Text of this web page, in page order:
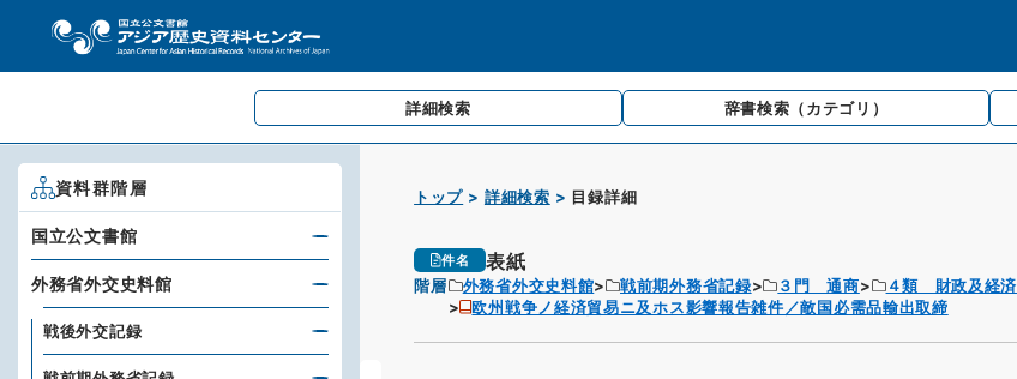
詳細検索 辞書検索 （カテゴリ）
トップ 詳細検索 目録詳細
件名 表紙
階層 外務省外交史料館 戦前期外務省記録 ３門 通商 ４類 財政及経済
欧州戦争ノ経済貿易ニ及ホス影響報告雑件／敵国必需品輸出取締
資料群階層
国立公文書館
外務省外交史料館
戦後外交記録